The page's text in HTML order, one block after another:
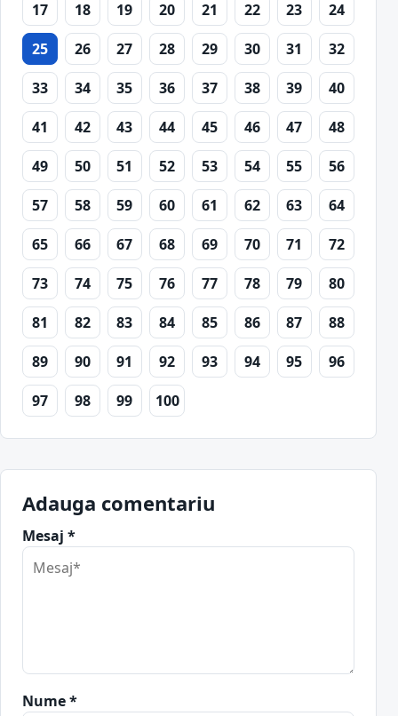
17
18 19 20 21 22 23
24
25
26 27 28 29 30 31
32
33
34 35 36 37 38 39
40
41
42 43 44 45 46 47
48
49
50 51 52 53 54 55
56
57
58 59 60 61 62 63
64
65
66 67 68 69 70 71
72
73
74 75 76 77 78 79
80
81
82 83 84 85 86 87
88
89
90 91 92 93 94 95
96
97
98 99 100
Adauga comentariu
Mesaj *
Nume *